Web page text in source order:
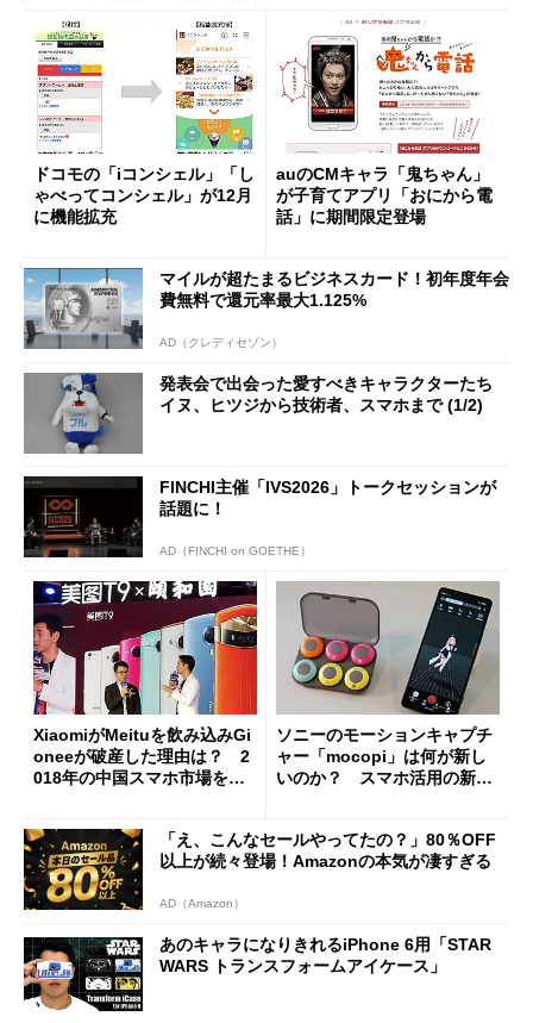
ドコモの「iコンシェル」「し
ゃべってコンシェル」が12月
に機能拡充
auのCMキャラ「鬼ちゃん」
が子育てアプリ「おにから電
話」に期間限定登場
マイルが超たまるビジネスカード！初年度年会
費無料で還元率最大1.125%
AD（クレディセゾン）
発表会で出会った愛すべきキャラクターたち
イヌ、ヒツジから技術者、スマホまで (1/2)
FINCHI主催「IVS2026」トークセッションが
話題に！
AD（FINCHI on GOETHE）
XiaomiがMeituを飲み込みGi
oneeが破産した理由は？ 2
018年の中国スマホ市場を振
ソニーのモーションキャプチ
ャー「mocopi」は何が新し
いのか？ スマホ活用の新た
「え、こんなセールやってたの？」80％OFF
以上が続々登場！Amazonの本気が凄すぎる
AD（Amazon）
あのキャラになりきれるiPhone 6用「STAR
WARS トランスフォームアイケース」